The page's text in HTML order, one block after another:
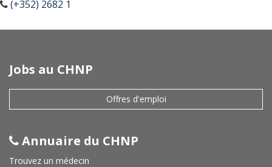
(+352) 2682 1
Jobs au CHNP
Offres d'emploi
Annuaire du CHNP
Trouvez un médecin